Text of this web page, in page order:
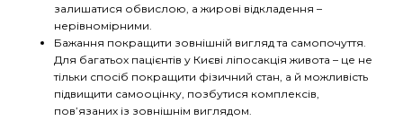
залишатися обвислою, а жирові відкладення –
нерівномірними.
Бажання покращити зовнішній вигляд та самопочуття.
Для багатьох пацієнтів у Києві ліпосакція живота – це не
тільки спосіб покращити фізичний стан, а й можливість
підвищити самооцінку, позбутися комплексів,
пов’язаних із зовнішнім виглядом.